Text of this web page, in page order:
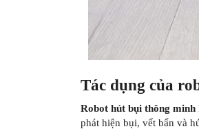
Tác dụng của
Robot hút bụi thông minh
phát hiện bụi, vết bẩn và